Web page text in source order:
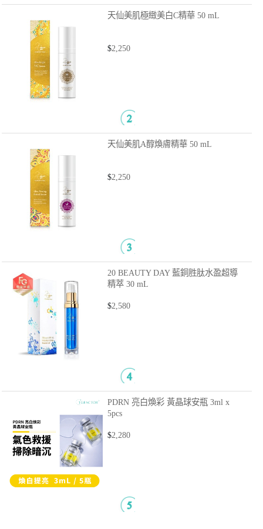
天仙美肌極緻美白C精華 50 mL
$2,250
天仙美肌A醇煥膚精華 50 mL
$2,250
20 BEAUTY DAY 藍銅胜肽水盈超導
精萃 30 mL
$2,580
PDRN 亮白煥彩 黃晶球安瓶 3ml x
5pcs
$2,280